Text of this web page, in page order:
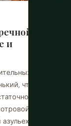
и
чтобы
и